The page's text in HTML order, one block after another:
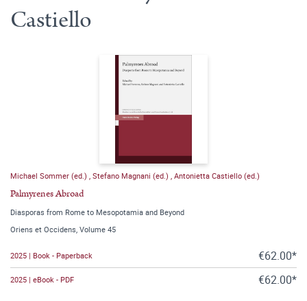
Castiello
Michael Sommer (ed.) Stefano Magnani (ed.) Antonietta Castiello (ed.)
Palmyrenes Abroad
Diasporas from Rome to Mesopotamia and Beyond
Oriens et Occidens, Volume 45
2025 | Book - Paperback €62.00*
2025 | eBook - PDF €62.00*